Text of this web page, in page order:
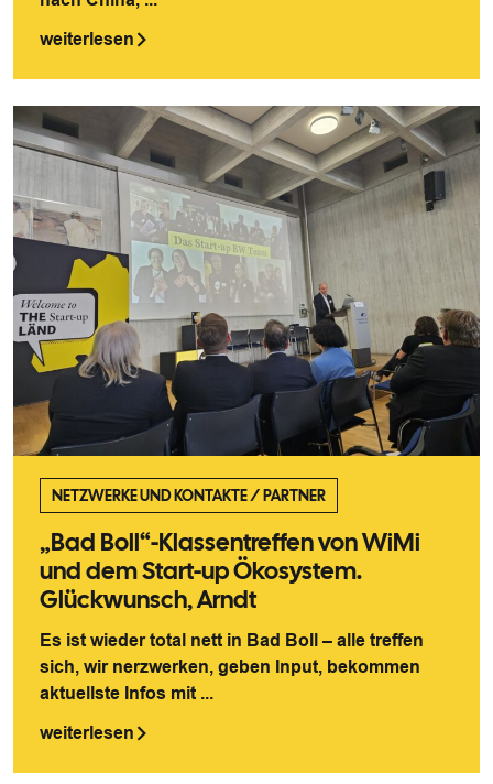
weiterlesen
NETZWERKE UND KONTAKTE/PARTNER
„Bad Boll“-Klassentreffen von WiMi
und dem Start-up Ökosystem.
Glückwunsch, Arndt
Es ist wieder total nett in Bad Boll – alle treffen
sich, wir nerzwerken, geben Input, bekommen
aktuellste Infos mit ...
weiterlesen